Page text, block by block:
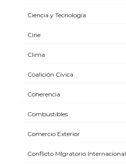
Ciencia y Tecnología
Cine
Clima
Coalición Cívica
Coherencia
Combustibles
Comercio Exterior
Conflicto MIgratorio Internacional